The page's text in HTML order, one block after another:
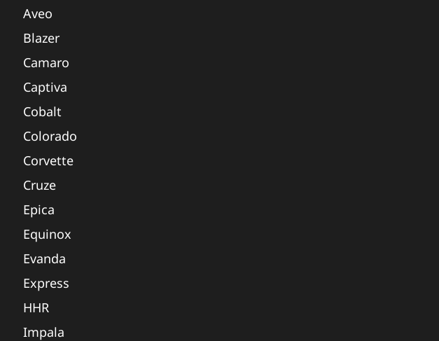
Aveo
Blazer
Camaro
Captiva
Cobalt
Colorado
Corvette
Cruze
Epica
Equinox
Evanda
Express
HHR
Impala